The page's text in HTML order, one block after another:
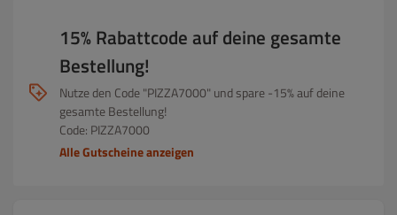
15% Rabattcode auf deine gesamte
Bestellung!
Nutze den Code "PIZZA7000" und spare -15% auf deine
gesamte Bestellung!
Code: PIZZA7000
Alle Gutscheine anzeigen